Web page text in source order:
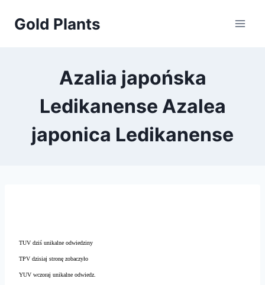
Gold Plants
Azalia japońska
Ledikanense Azalea
japonica Ledikanense
TUV dziś unikalne odwiedziny
TPV dzisiaj stronę zobaczyło
YUV wczoraj unikalne odwiedz.